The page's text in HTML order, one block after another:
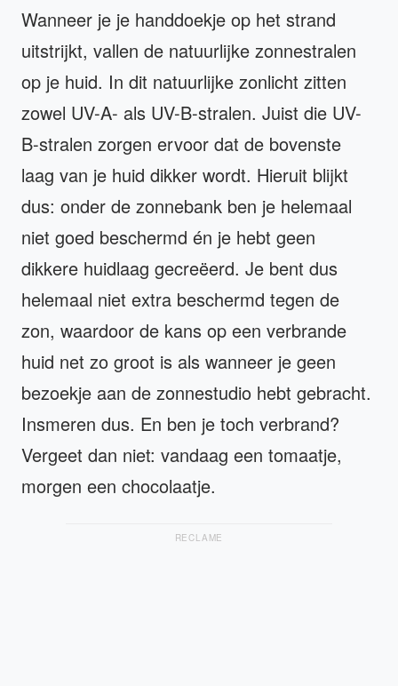
Wanneer je je handdoekje op het strand
uitstrijkt, vallen de natuurlijke zonnestralen
op je huid. In dit natuurlijke zonlicht zitten
zowel UV-A- als UV-B-stralen. Juist die UV-
B-stralen zorgen ervoor dat de bovenste
laag van je huid dikker wordt. Hieruit blijkt
dus: onder de zonnebank ben je helemaal
niet goed beschermd én je hebt geen
dikkere huidlaag gecreëerd. Je bent dus
helemaal niet extra beschermd tegen de
zon, waardoor de kans op een verbrande
huid net zo groot is als wanneer je geen
bezoekje aan de zonnestudio hebt gebracht.
Insmeren dus. En ben je toch verbrand?
Vergeet dan niet: vandaag een tomaatje,
morgen een chocolaatje.
RECLAME